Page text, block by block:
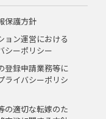
保護方針
ョン運営における
シーポリシー
登録申請業務等に
ライバシーポリシ
の適切な転嫁のた